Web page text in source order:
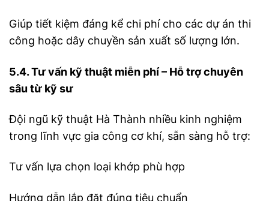
Giúp tiết kiệm đáng kể chi phí cho các dự án thi
công hoặc dây chuyền sản xuất số lượng lớn.
5.4. Tư vấn kỹ thuật miễn phí – Hỗ trợ chuyên
sâu từ kỹ sư
Đội ngũ kỹ thuật Hà Thành nhiều kinh nghiệm
trong lĩnh vực gia công cơ khí, sẵn sàng hỗ trợ:
Tư vấn lựa chọn loại khớp phù hợp
Hướng dẫn lắp đặt đúng tiêu chuẩn